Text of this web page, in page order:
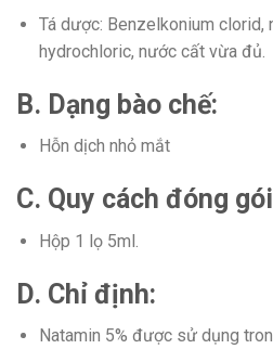
Tá dược: Benzelkonium clorid,
hydrochloric, nước cất vừa đủ.
B. Dạng bào chế:
Hỗn dịch nhỏ mắt
C. Quy cách đóng
Hộp 1 lọ 5ml.
D. Chỉ định:
Natamin 5% được sử dụng